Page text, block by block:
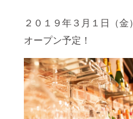
２０１９年３月１日（金）
オープン予定！